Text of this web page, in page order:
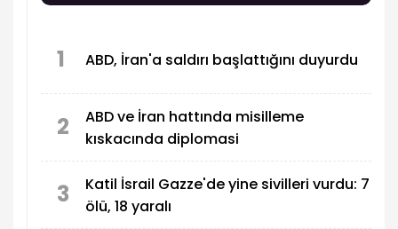
1 ABD, İran'a saldırı başlattığını duyurdu
2
ABD ve İran hattında misilleme
kıskacında diplomasi
3
Katil İsrail Gazze'de yine sivilleri vurdu: 7
ölü, 18 yaralı